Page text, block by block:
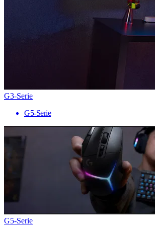
G3-Serie
G5-Serie
G5-Serie